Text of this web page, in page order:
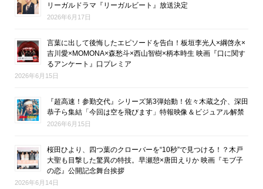
リーガルドラマ『リーガルビート』放送決定
2026年6月17日
言葉に出して後悔したエピソードを告白！板垣李光人×綱啓永×
吉川愛×MOMONA×森愁斗×西山智樹×柄本時生 映画『口に関す
るアンケート』口プレミア
2026年6月15日
『超高速！参勤交代』シリーズ第3弾始動！佐々木蔵之介、深田
恭子ら集結「今回は空を飛びます」特報映像＆ビジュアル解禁
2026年6月15日
桜田ひより、四つ葉のクローバーを“10秒”で見つける！？木戸
大聖も目撃した驚異の特技。早瀬憩×唐田えりか 映画『モブ子
の恋』公開記念舞台挨拶
2026年6月14日